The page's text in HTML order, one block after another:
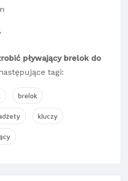
pływający brelok do
tagi:
brelok
kluczy